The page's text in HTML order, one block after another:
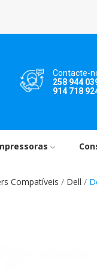
Contacte-
258 944
914 718
Compatíveis Dell